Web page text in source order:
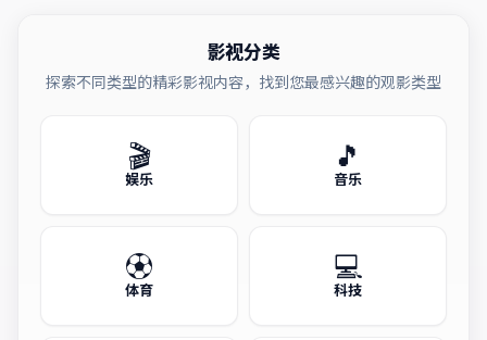
影视分类
探索不同类型的精彩影视内容，找到您最感兴趣的观影类型
🎬
娱乐
🎵
音乐
⚽
体育
💻
科技